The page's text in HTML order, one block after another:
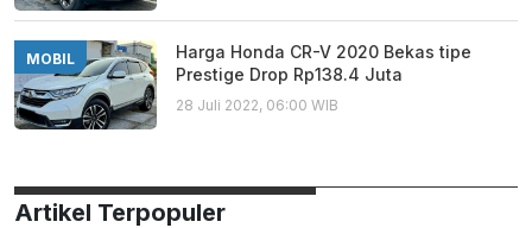
MOBIL
Harga Honda CR-V 2020 Bekas tipe
Prestige Drop Rp138.4 Juta
28 Juli 2022, 06:00 WIB
Artikel Terpopuler